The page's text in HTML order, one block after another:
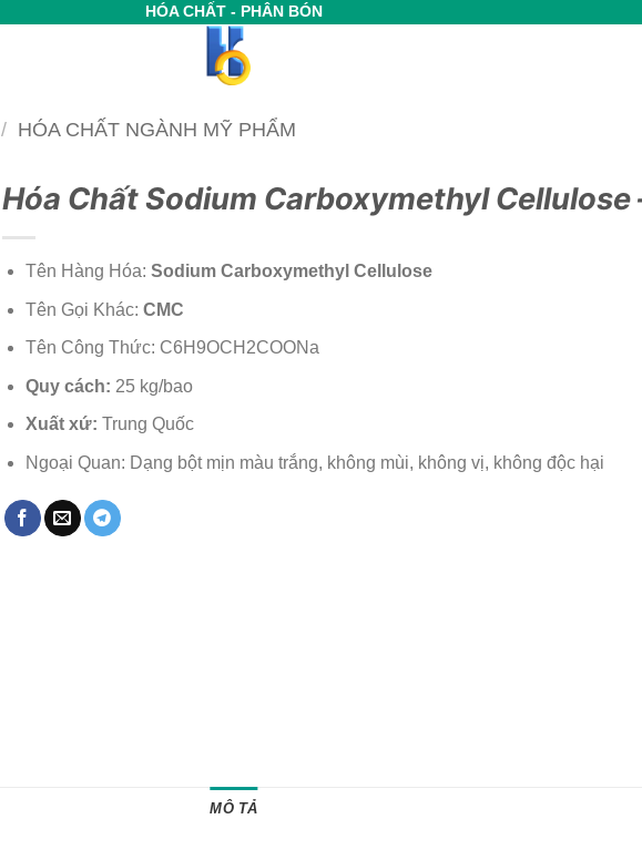
HÓA CHẤT - PHÂN BÓN
/ HÓA CHẤT NGÀNH MỸ PHẨM
Hóa Chất Sodium Carboxymethyl Cellulose
Tên Hàng Hóa: Sodium Carboxymethyl Cellulose
Tên Gọi Khác: CMC
Tên Công Thức: C6H9OCH2COONa
Quy cách: 25 kg/bao
Xuất xứ: Trung Quốc
Ngoại Quan: Dạng bột mịn màu trắng, không mùi, không vị, không độc hại
MÔ TẢ